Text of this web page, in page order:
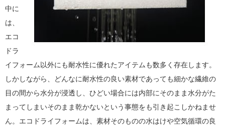
中に
は、
エコ
ドラ
イフォーム以外にも耐水性に優れたアイテムも数多く存在します。
しかしながら、どんなに耐水性の良い素材であっても細かな繊維の
目の間から水分が浸透し、ひどい場合には内部にそのまま水分がた
まってしまいそのまま乾かないという事態をも引き起こしかねませ
ん。エコドライフォームは、素材そのものの水はけや空気循環の良